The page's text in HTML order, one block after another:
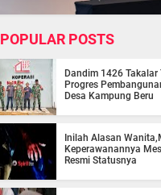
POPULAR POSTS
Dandim 1426 Takalar
Progres
Desa Kampung Beru
Inilah Alasan
Keperawanannya
Resmi Statusnya